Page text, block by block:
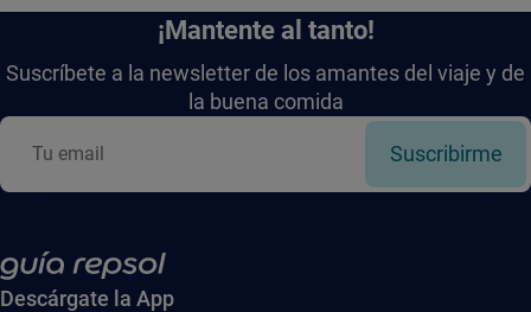
¡Mantente al tanto!
Suscríbete a la newsletter de los amantes del viaje y de
la buena comida
Suscribirme
Descárgate la App